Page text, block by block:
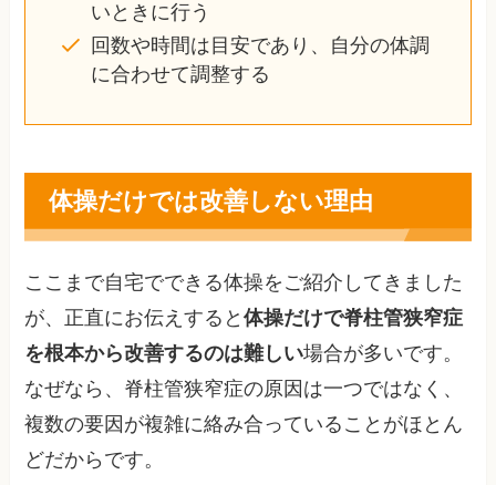
いときに行う
回数や時間は目安であり、自分の体調
に合わせて調整する
体操だけでは改善しない理由
ここまで自宅でできる体操をご紹介してきました
が、正直にお伝えすると体操だけで脊柱管狭窄症
を根本から改善するのは難しい場合が多いです。
なぜなら、脊柱管狭窄症の原因は一つではなく、
複数の要因が複雑に絡み合っていることがほとん
どだからです。